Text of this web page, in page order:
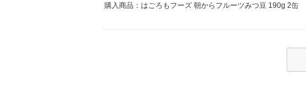
購入商品：はごろもフーズ 朝からフルーツみつ豆 190g 2缶